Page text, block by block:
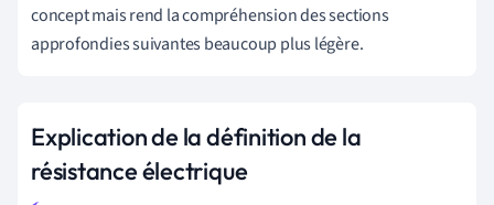
concept mais rend la compréhension des sections
approfondies suivantes beaucoup plus légère.
Explication de la définition de la
résistance électrique